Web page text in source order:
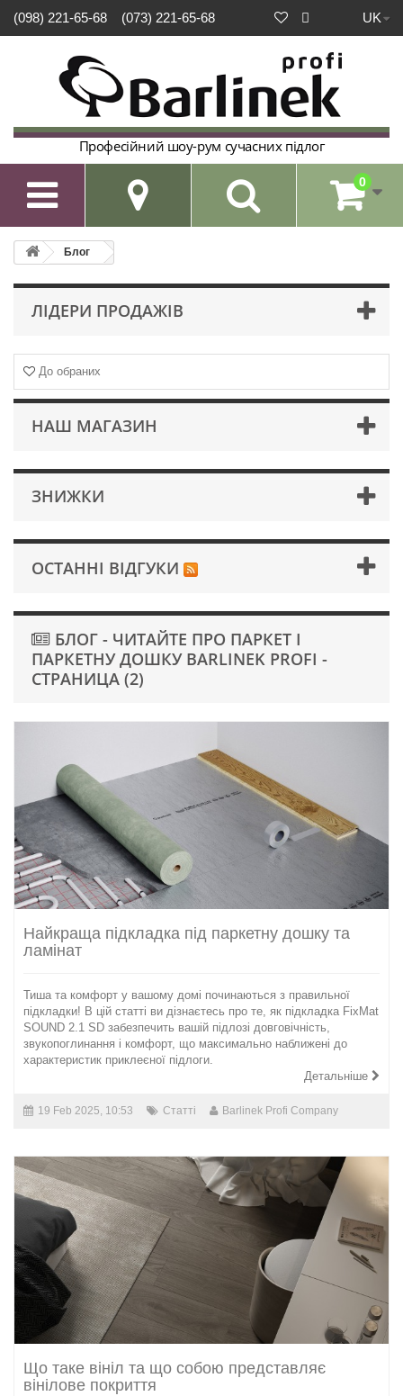
UK
(098) 221-65-68 (073) 221-65-68
Професійний шоу-рум сучасних підлог
 0
Блог
ЛІДЕРИ ПРОДАЖІВ
До обраних
НАШ МАГАЗИН
ЗНИЖКИ
ОСТАННІ ВІДГУКИ
БЛОГ - ЧИТАЙТЕ ПРО ПАРКЕТ І
ПАРКЕТНУ ДОШКУ BARLINEK PROFI -
СТРАНИЦА (2)
Найкраща підкладка під паркетну дошку та
ламінат
Тиша та комфорт у вашому домі починаються з правильної
підкладки! В цій статті ви дізнаєтесь про те, як підкладка FixMat
SOUND 2.1 SD забезпечить вашій підлозі довговічність,
звукопоглинання і комфорт, що максимально наближені до
характеристик приклеєної підлоги.
Детальніше
19 Feb 2025, 10:53 Статті Barlinek Profi Company
Що таке вініл та що собою представляє
вінілове покриття